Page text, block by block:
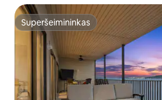
Superšeimininkas
Superšeimininkas